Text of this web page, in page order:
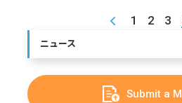
ニュース
Submit a
1 2 3